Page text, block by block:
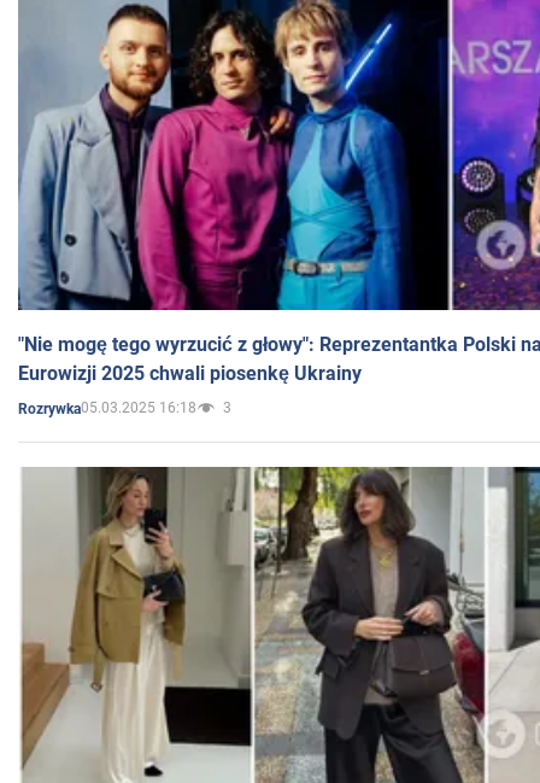
"Nie mogę tego wyrzucić z głowy": Reprezentantka Polski
Eurowizji 2025 chwali piosenkę Ukrainy
Rozrywka05.03.2025 16:18 3